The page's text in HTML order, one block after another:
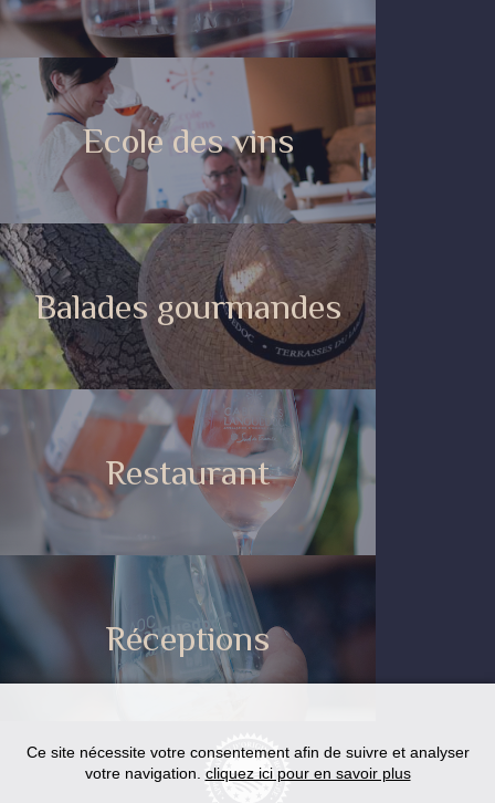
Ecole des vins
Balades gourmandes
Restaurant
Réceptions
Ce site nécessite votre consentement afin de suivre et analyser
votre navigation. cliquez ici pour en savoir plus